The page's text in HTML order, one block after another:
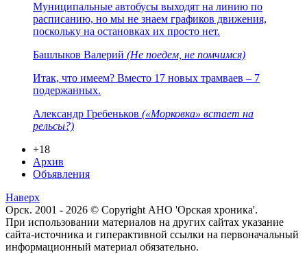
Муниципальные автобусы выходят на линию по
расписанию, но мы не знаем графиков движения,
поскольку на остановках их просто нет.
Башлыков Валерий (Не поедем, не помчимся)
Итак, что имеем? Вместо 17 новых трамваев – 7
подержанных.
Александр Гребеньков («Морковка» встает на
рельсы?)
+18
Архив
Объявления
Наверх
Орск. 2001 - 2026 © Copyright АНО 'Орская хроника'.
При использовании материалов на других сайтах указание
сайта-источника и гиперактивной ссылки на первоначальный
информационный материал обязательно.